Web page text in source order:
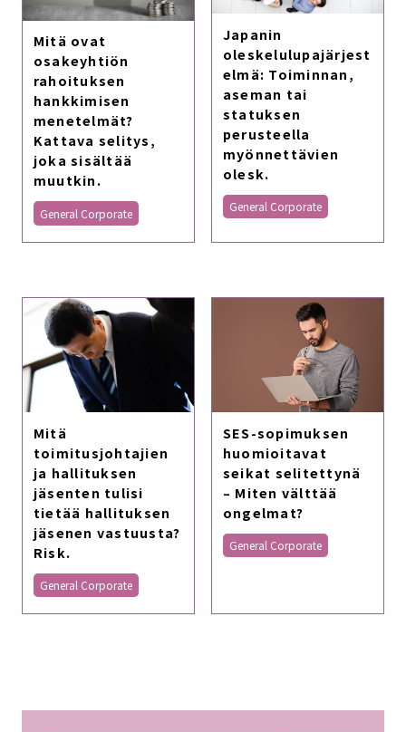
Mitä ovat
osakeyhtiön
rahoituksen
hankkimisen
menetelmät?
Kattava selitys,
joka sisältää
muutkin.
General Corporate
Japanin
oleskelulupajärjest
elmä: Toiminnan,
aseman tai
statuksen
perusteella
myönnettävien
olesk.
General Corporate
Mitä
toimitusjohtajien
ja hallituksen
jäsenten tulisi
tietää hallituksen
jäsenen vastuusta?
Risk.
General Corporate
SES-sopimuksen
huomioitavat
seikat selitettynä
– Miten välttää
ongelmat?
General Corporate